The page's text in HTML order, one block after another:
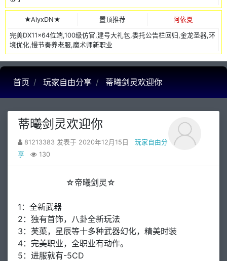
★AiyxDN★ 置顶推荐 阿依夏
完美DX11x64位端,100级仿官,建号大礼包,委托公告栏回归,金龙圣器,环
境优化,慢节奏养老服,魔术师新职业
首页 玩家自由分享 蒂曦剑灵欢迎你
蒂曦剑灵欢迎你
81213383 发表于 2020年12月15日
玩家自由分
享
130
☆帝曦剑灵☆
1：全新武器
2：独有首饰，八卦全新玩法
3：芙蕖，星辰等十多种武器幻化，精美时装
4：完美职业，全职业有动作。
5：进服就有-5CD